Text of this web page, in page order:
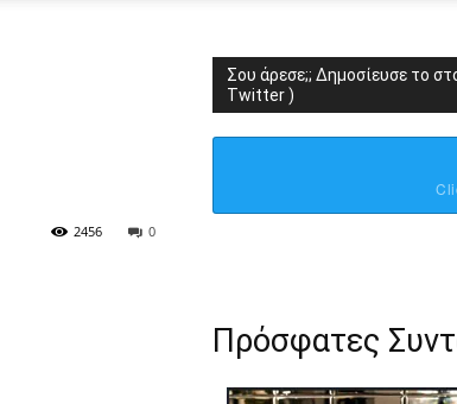
0
2456
Σου άρεσε;; Δημοσίευσε το
Twitter )
Πρόσφατες